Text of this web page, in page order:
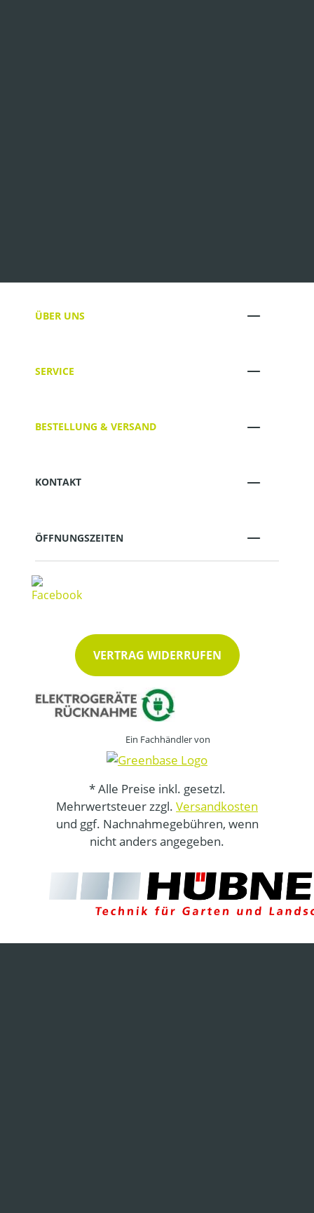
ÜBER UNS
SERVICE
BESTELLUNG & VERSAND
KONTAKT
ÖFFNUNGSZEITEN
VERTRAG WIDERRUFEN
Ein Fachhändler von
* Alle Preise inkl. gesetzl.
Mehrwertsteuer zzgl. Versandkosten
und ggf. Nachnahmegebühren, wenn
nicht anders angegeben.